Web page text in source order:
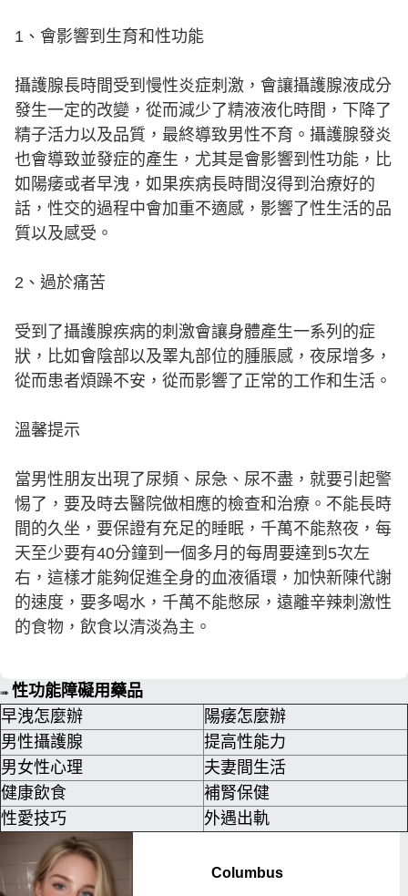
1、會影響到生育和性功能
攝護腺長時間受到慢性炎症刺激，會讓攝護腺液成分
發生一定的改變，從而減少了精液液化時間，下降了
精子活力以及品質，最終導致男性不育。攝護腺發炎
也會導致並發症的產生，尤其是會影響到性功能，比
如陽痿或者早洩，如果疾病長時間沒得到治療好的
話，性交的過程中會加重不適感，影響了性生活的品
質以及感受。
2、過於痛苦
受到了攝護腺疾病的刺激會讓身體產生一系列的症
狀，比如會陰部以及睪丸部位的腫脹感，夜尿增多，
從而患者煩躁不安，從而影響了正常的工作和生活。
溫馨提示
當男性朋友出現了尿頻、尿急、尿不盡，就要引起警
惕了，要及時去醫院做相應的檢查和治療。不能長時
間的久坐，要保證有充足的睡眠，千萬不能熬夜，每
天至少要有40分鐘到一個多月的每周要達到5次左
右，這樣才能夠促進全身的血液循環，加快新陳代謝
的速度，要多喝水，千萬不能憋尿，遠離辛辣刺激性
的食物，飲食以清淡為主。
➠ 性功能障礙用藥品
早洩怎麼辦
陽痿怎麼辦
男性攝護腺
提高性能力
男女性心理
夫妻間生活
健康飲食
補腎保健
性愛技巧
外遇出軌